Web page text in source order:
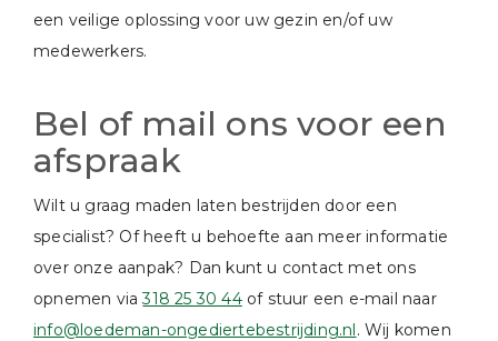
een veilige oplossing voor uw gezin en/of uw
medewerkers.
Bel of mail ons voor een
afspraak
Wilt u graag maden laten bestrijden door een
specialist? Of heeft u behoefte aan meer informatie
over onze aanpak? Dan kunt u contact met ons
opnemen via318 25 30 44of stuur een e-mail naar
info@loedeman-ongediertebestrijding.nl. Wij komen